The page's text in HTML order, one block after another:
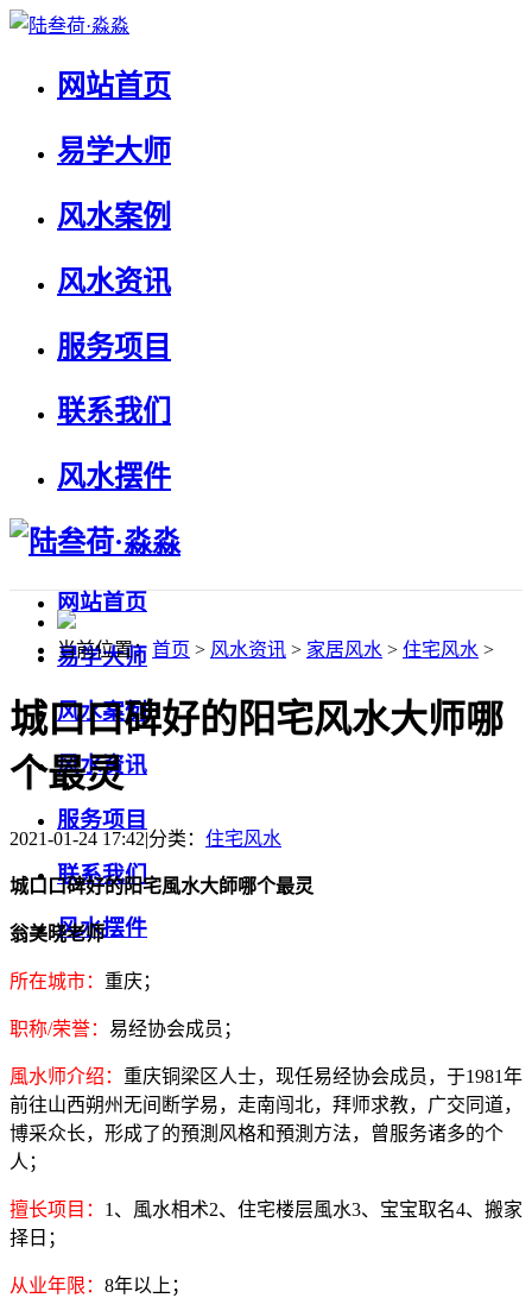
网站首页
易学大师
风水案例
风水资讯
服务项目
联系我们
风水摆件
网站首页
易学大师
风水案例
风水资讯
服务项目
联系我们
风水摆件
当前位置： 首页 > 风水资讯 > 家居风水 > 住宅风水 >
城口口碑好的阳宅风水大师哪
个最灵
2021-01-24 17:42|分类： 住宅风水
城口口碑好的阳宅風水大師哪个最灵
翁美晓老师
所在城市： 重庆；
职称/荣誉： 易经协会成员；
風水师介绍： 重庆铜梁区人士，现任易经协会成员，于1981年
前往山西朔州无间断学易，走南闯北，拜师求教，广交同道，
博采众长，形成了的預測风格和預測方法，曾服务诸多的个
人；
擅长项目： 1、風水相术2、住宅楼层風水3、宝宝取名4、搬家
择日；
从业年限： 8年以上；